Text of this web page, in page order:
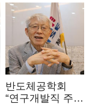
반도체공학회
“연구개발직 주